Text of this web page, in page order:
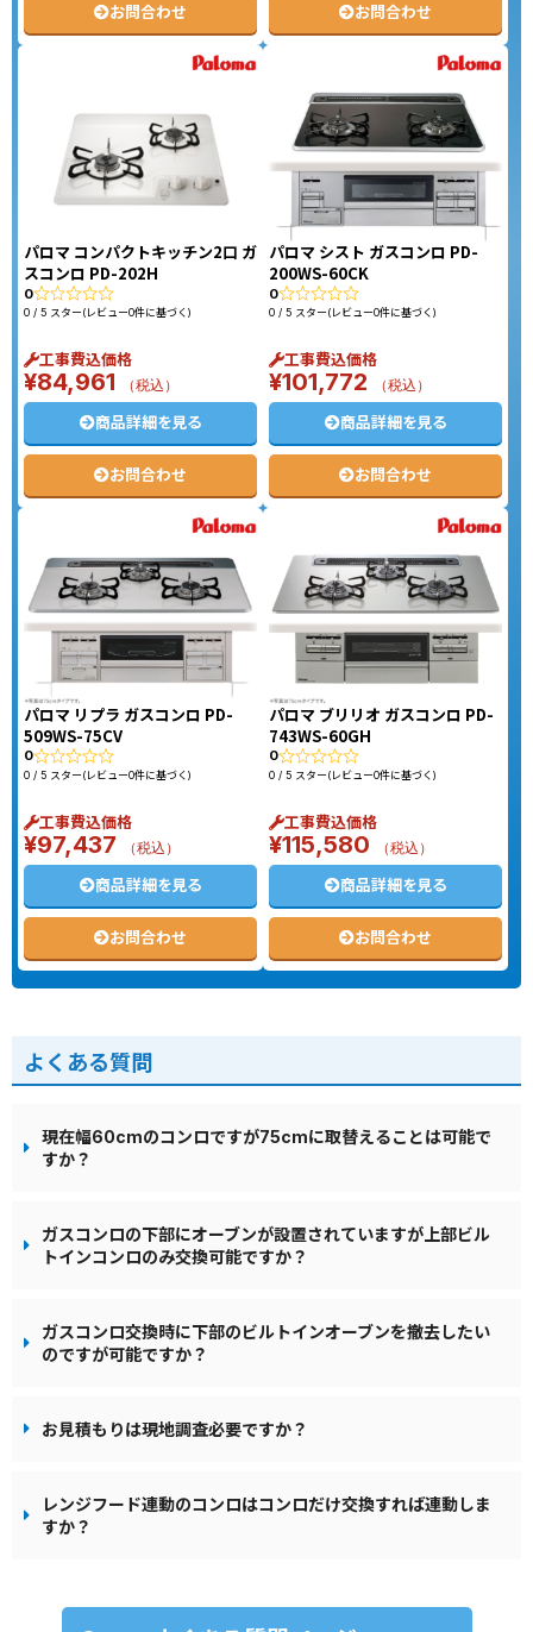
お問合わせ お問合わせ
パロマ コンパクトキッチン2口 ガ
スコンロ PD-202H
0
0 / 5 スター(レビュー0件に基づく)
工事費込価格
¥84,961 （税込）
商品詳細を見る
お問合わせ
パロマ シスト ガスコンロ PD-
200WS-60CK
0
0 / 5 スター(レビュー0件に基づく)
工事費込価格
¥101,772 （税込）
商品詳細を見る
お問合わせ
パロマ リプラ ガスコンロ PD-
509WS-75CV
0
0 / 5 スター(レビュー0件に基づく)
工事費込価格
¥97,437 （税込）
商品詳細を見る
お問合わせ
パロマ ブリリオ ガスコンロ PD-
743WS-60GH
0
0 / 5 スター(レビュー0件に基づく)
工事費込価格
¥115,580 （税込）
商品詳細を見る
お問合わせ
よくある質問
現在幅60cmのコンロですが75cmに取替えることは可能で
すか？
ガスコンロの下部にオーブンが設置されていますが上部ビル
トインコンロのみ交換可能ですか？
ガスコンロ交換時に下部のビルトインオーブンを撤去したい
のですが可能ですか？
お見積もりは現地調査必要ですか？
レンジフード連動のコンロはコンロだけ交換すれば連動しま
すか？